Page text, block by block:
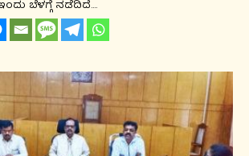
ಬೆಳಗ್ಗೆ ನಡೆದಿದೆ.…